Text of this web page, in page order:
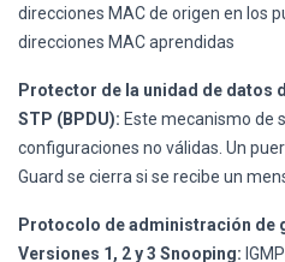
direcciones MAC de origen en los
direcciones MAC aprendidas
Protector de la unidad de datos
STP (BPDU): Este mecanismo de
configuraciones no válidas. Un
Guard se cierra si se recibe un
Protocolo de administración de
Versiones 1, 2 y 3 Snooping: